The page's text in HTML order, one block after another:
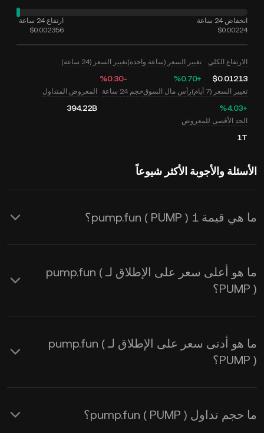
انخفاض 24 ساعة
$0.00224
ارتفاع 24 ساعة
$0.002356
الارتفاع الكلي
$0.01213
تغيير السعر (ساعة واحدة)
‮+‭0.70‬%‬
تغيير السعر (24 ساعة)
‮-‭0.30‬%‬
تغيير السعر (7 أيام)
‮+‭4.03‬%‬
رأس مال السوقحجم 24 ساعة المعروض المتداول
394.22B
الحد الأقصى للمعروض
1T
الأسئلة والأجوبة الأكثر شيوعاً
ما هي قيمة 1 pump.fun ( PUMP )؟
يوفر KuCoin تحديثات أسعار USD في
سعر pump.fun بالعرض والطلب ، بالإضافة
أسعار الصرف في الوقت الفعلي.
ما هو أعلى سعر على الإطلاق لـ pump.fun (
PUMP )؟
ما هو أدنى سعر على الإطلاق لـ pump.fun (
PUMP )؟
ما حجم تداول pump.fun ( PUMP )؟